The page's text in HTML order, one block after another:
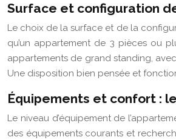
Surface et configuration
Le choix de la surface et de la
qu’un appartement de 3 pièces ou
appartements de grand standing,
Une disposition bien pensée et
Équipements et confort :
Le niveau d’équipement de
des équipements courants et